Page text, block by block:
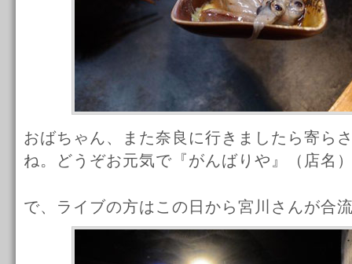
おばちゃん、また奈良に行きましたら寄ら
ね。どうぞお元気で『がんばりや』（店名
で、ライブの方はこの日から宮川さんが合